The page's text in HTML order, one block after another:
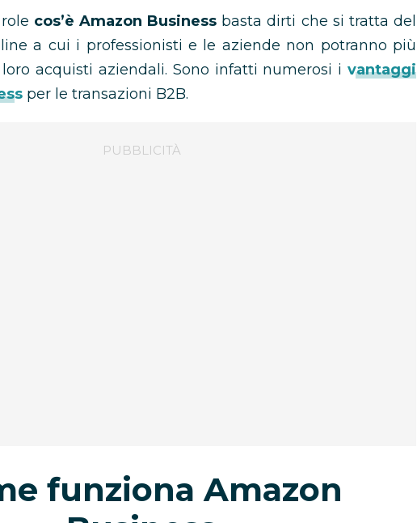
cos’è Amazon Business basta dirti che si tratta del
a cui i professionisti e le aziende non potranno più
acquisti aziendali. Sono infatti numerosi i vantaggi
per le transazioni B2B.
funziona Amazon